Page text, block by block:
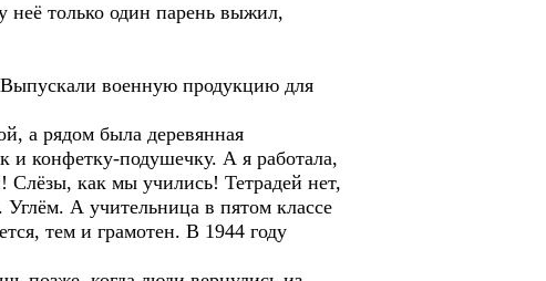
неё только один парень выжил,
военную продукцию для
а рядом была деревянная
и конфетку-подушечку. А я работала,
как мы учились! Тетрадей нет,
А учительница в пятом классе
тем и грамотен. В 1944 году